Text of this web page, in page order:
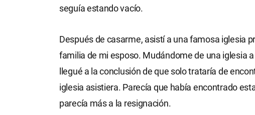
seguía estando vacío.
Después de casarme, asistí a una famosa iglesia
familia de mi esposo. Mudándome de una iglesia
llegué a la conclusión de que solo trataría de
iglesia asistiera. Parecía que había encontrado
parecía más a la resignación.